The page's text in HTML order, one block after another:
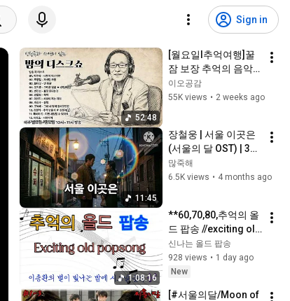
Sign in
52:48
[월요일l추억여행]꿀
잠 보장 추억의 음악
방송 .......이종환의 밤
의 디스크쇼 복원 🎙신
이오공감
55K views • 2 weeks ago
11:45
장철웅 | 서울 이곳은
(서울의 달 OST) | 3곡
연속듣기
많죽해
6.5K views • 4 months ago
1:08:16
**60,70,80,추억의 올
드 팝송 //exciting old
pop songs
신나는 올드 팝송
928 views • 1 day ago
New
[#서울의달/Moon of